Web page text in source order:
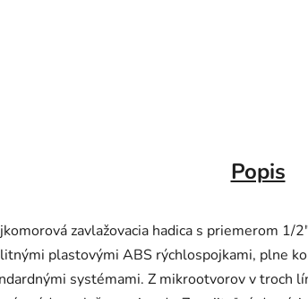
Popis
zavlažovacia hadica s priemerom 1/
plastovými ABS rýchlospojkami, plne
systémami. Z mikrootvorov v troch